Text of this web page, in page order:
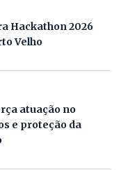
Hackathon 2026
Velho
atuação no
e proteção da